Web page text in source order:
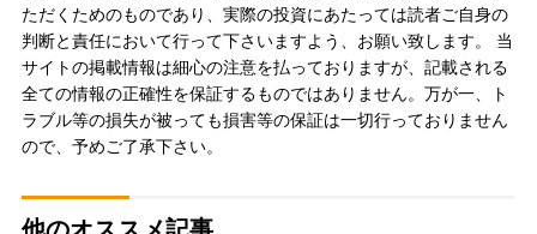
ただくためのものであり、実際の投資にあたっては読者ご自身の
判断と責任において行って下さいますよう、お願い致します。 当
サイトの掲載情報は細心の注意を払っておりますが、記載される
全ての情報の正確性を保証するものではありません。万が一、ト
ラブル等の損失が被っても損害等の保証は一切行っておりません
ので、予めご了承下さい。